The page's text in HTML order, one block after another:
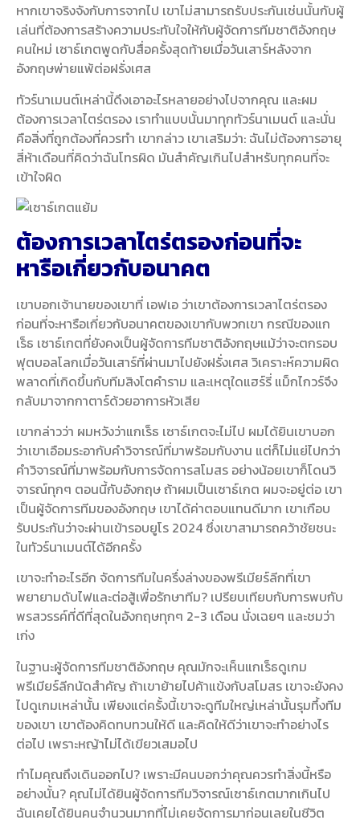
หากเขาจริงจังกับการจากไป เขาไม่สามารถรับประกันเช่นนั้นกับผู้
เล่นที่ต้องการสร้างความประทับใจให้กับผู้จัดการทีมชาติอังกฤษ
คนใหม่ เซาธ์เกตพูดกับสื่อครั้งสุดท้ายเมื่อวันเสาร์หลังจาก
อังกฤษพ่ายแพ้ต่อฝรั่งเศส
ทัวร์นาเมนต์เหล่านี้ดึงเอาอะไรหลายอย่างไปจากคุณ และผม
ต้องการเวลาไตร่ตรอง เราทำแบบนั้นมาทุกทัวร์นาเมนต์ และนั่น
คือสิ่งที่ถูกต้องที่ควรทำ เขากล่าว เขาเสริมว่า: ฉันไม่ต้องการอายุ
สี่ห้าเดือนที่คิดว่าฉันโทรผิด มันสำคัญเกินไปสำหรับทุกคนที่จะ
เข้าใจผิด
ต้องการเวลาไตร่ตรองก่อนที่จะ
หารือเกี่ยวกับอนาคต
เขาบอกเจ้านายของเขาที่ เอฟเอ ว่าเขาต้องการเวลาไตร่ตรอง
ก่อนที่จะหารือเกี่ยวกับอนาคตของเขากับพวกเขา กรณีของแก
เร็ธ เซาธ์เกตที่ยังคงเป็นผู้จัดการทีมชาติอังกฤษแม้ว่าจะตกรอบ
ฟุตบอลโลกเมื่อวันเสาร์ที่ผ่านมาไปยังฝรั่งเศส วิเคราะห์ความผิด
พลาดที่เกิดขึ้นกับทีมสิงโตคำราม และเหตุใดแฮร์รี่ แม็กไกวร์จึง
กลับมาจากกาตาร์ด้วยอาการหัวเสีย
เขากล่าวว่า ผมหวังว่าแกเร็ธ เซาธ์เกตจะไม่ไป ผมได้ยินเขาบอก
ว่าเขาเอือมระอากับคำวิจารณ์ที่มาพร้อมกับงาน แต่ก็ไม่แย่ไปกว่า
คำวิจารณ์ที่มาพร้อมกับการจัดการสโมสร อย่างน้อยเขาก็โดนวิ
จารณ์ทุกๆ ตอนนี้กับอังกฤษ ถ้าผมเป็นเซาธ์เกต ผมจะอยู่ต่อ เขา
เป็นผู้จัดการทีมของอังกฤษ เขาได้ค่าตอบแทนดีมาก เขาเกือบ
รับประกันว่าจะผ่านเข้ารอบยูโร 2024 ซึ่งเขาสามารถคว้าชัยชนะ
ในทัวร์นาเมนต์ได้อีกครั้ง
เขาจะทำอะไรอีก จัดการทีมในครึ่งล่างของพรีเมียร์ลีกที่เขา
พยายามดับไฟและต่อสู้เพื่อรักษาทีม? เปรียบเทียบกับการพบกับ
พรสวรรค์ที่ดีที่สุดในอังกฤษทุกๆ 2-3 เดือน นั่งเฉยๆ และชมว่า
เก่ง
ในฐานะผู้จัดการทีมชาติอังกฤษ คุณมักจะเห็นแกเร็ธดูเกม
พรีเมียร์ลีกนัดสำคัญ ถ้าเขาย้ายไปค้าแข้งกับสโมสร เขาจะยังคง
ไปดูเกมเหล่านั้น เพียงแต่ครั้งนี้เขาจะดูทีมใหญ่เหล่านั้นรุมทึ้งทีม
ของเขา เขาต้องคิดทบทวนให้ดี และคิดให้ดีว่าเขาจะทำอย่างไร
ต่อไป เพราะหญ้าไม่ได้เขียวเสมอไป
ทำไมคุณถึงเดินออกไป? เพราะมีคนบอกว่าคุณควรทำสิ่งนี้หรือ
อย่างนั้น? คุณไม่ได้ยินผู้จัดการทีมวิจารณ์เซาธ์เกตมากเกินไป
ฉันเคยได้ยินคนจำนวนมากที่ไม่เคยจัดการมาก่อนเลยในชีวิต